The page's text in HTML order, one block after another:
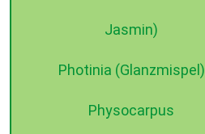
Jasmin)
Photinia (Glanzmispel)
Physocarpus